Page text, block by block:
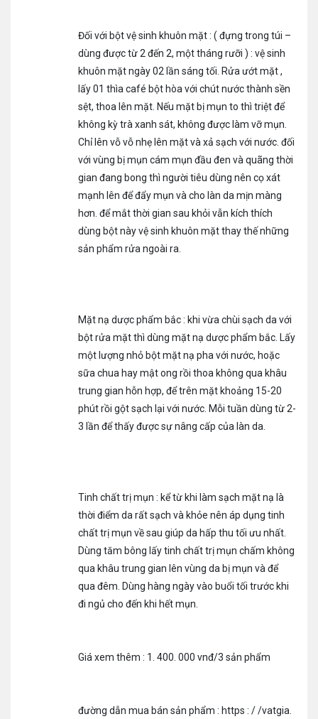
Đối với bột vệ sinh khuôn mặt : ( đựng trong túi –
dùng được từ 2 đến 2, một tháng rưỡi ) : vệ sinh
khuôn mặt ngày 02 lần sáng tối. Rửa ướt mặt ,
lấy 01 thìa café bột hòa với chút nước thành sền
sệt, thoa lên mặt. Nếu mặt bị mụn to thì triệt để
không kỳ trà xanh sát, không được làm vỡ mụn.
Chỉ lên vỗ vỗ nhẹ lên mặt và xả sạch với nước. đối
với vùng bị mụn cám mụn đầu đen và quãng thời
gian đang bong thì người tiêu dùng nên cọ xát
mạnh lên để đẩy mụn và cho làn da mịn màng
hơn. để mắt thời gian sau khỏi vẫn kích thích
dùng bột này vệ sinh khuôn mặt thay thế những
sản phẩm rửa ngoài ra.
Mặt nạ dược phẩm bắc : khi vừa chùi sạch da với
bột rửa mặt thì dùng mặt nạ dược phẩm bắc. Lấy
một lượng nhỏ bột mặt nạ pha với nước, hoặc
sữa chua hay mật ong rồi thoa không qua khâu
trung gian hỗn hợp, để trên mặt khoảng 15-20
phút rồi gột sạch lại với nước. Mỗi tuần dùng từ 2-
3 lần để thấy được sự nâng cấp của làn da.
Tinh chất trị mụn : kể từ khi làm sạch mặt nạ là
thời điểm da rất sạch và khỏe nên áp dụng tinh
chất trị mụn về sau giúp da hấp thu tối ưu nhất.
Dùng tăm bông lấy tinh chất trị mụn chấm không
qua khâu trung gian lên vùng da bị mụn và để
qua đêm. Dùng hàng ngày vào buổi tối trước khi
đi ngủ cho đến khi hết mụn.
Giá xem thêm : 1. 400. 000 vnđ/3 sản phẩm
đường dẫn mua bán sản phẩm : https : / /vatgia.